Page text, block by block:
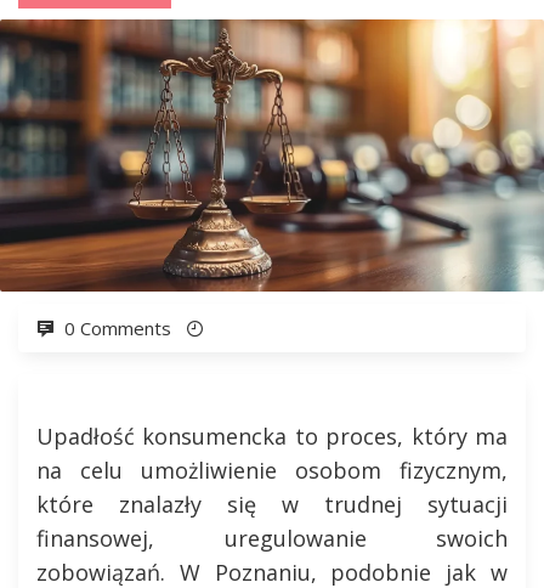
0 Comments
Upadłość konsumencka to proces, który ma
na celu umożliwienie osobom fizycznym,
które znalazły się w trudnej sytuacji
finansowej, uregulowanie swoich
zobowiązań. W Poznaniu, podobnie jak w